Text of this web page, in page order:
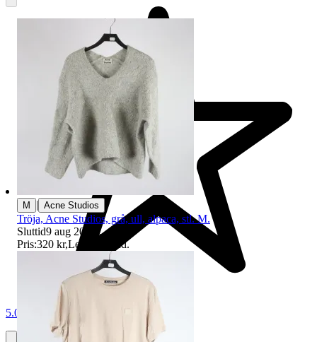
5.0
M | Acne Studios
Tröja, Acne Studios, grå, ull, alpaca, stl. M.
Sluttid9 aug 20:46 .
Pris:320 kr,Ledande bud.